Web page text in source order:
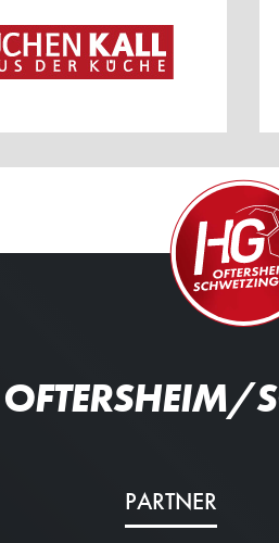
PARTNER